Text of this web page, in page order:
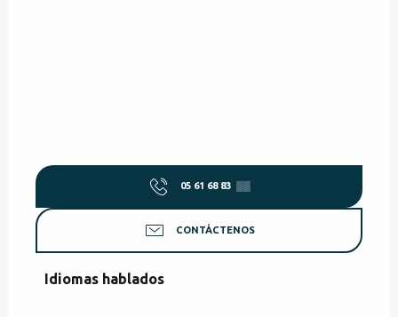
05 61 68 83 ▒▒
CONTÁCTENOS
Idiomas hablados
Idiomas hablados